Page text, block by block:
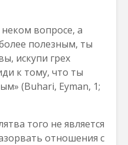
вопросе, а
полезным, ты
искупи грех
к тому, что ты
(Buhari, Eyman, 1;
того не является
отношения с